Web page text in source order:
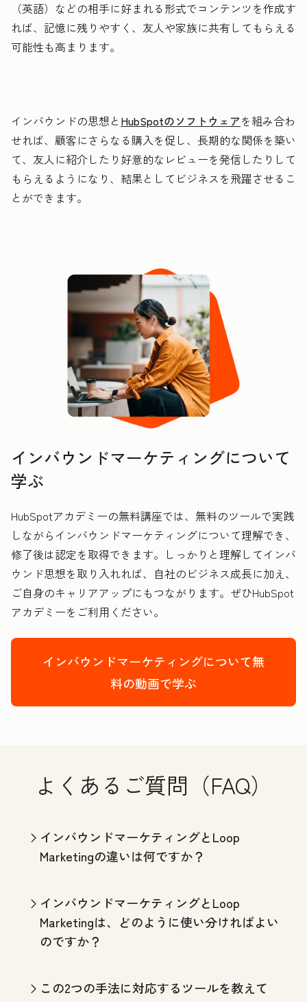
（英語）などの相手に好まれる形式でコンテンツを作成す
れば、記憶に残りやすく、友人や家族に共有してもらえる
可能性も高まります。
インバウンドの思想と HubSpotのソフトウェアを組み合わ
せれば、顧客にさらなる購入を促し、長期的な関係を築い
て、友人に紹介したり好意的なレビューを発信したりして
もらえるようになり、結果としてビジネスを飛躍させるこ
とができます。
インバウンドマーケティングについて
学ぶ
HubSpotアカデミーの無料講座では、無料のツールで実践
しながらインバウンドマーケティングについて理解でき、
修了後は認定を取得できます。しっかりと理解してインバ
ウンド思想を取り入れれば、自社のビジネス成長に加え、
ご自身のキャリアアップにもつながります。ぜひHubSpot
アカデミーをご利用ください。
インバウンドマーケティングについて無
料の動画で学ぶ
よくあるご質問（FAQ）
インバウンドマーケティングとLoop
Marketingの違いは何ですか？
インバウンドマーケティングとLoop
Marketingは、どのように使い分ければよい
のですか？
この2つの手法に対応するツールを教えて